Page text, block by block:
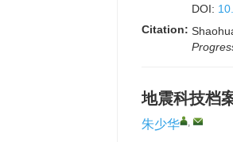
DOI:
Citation:
地震科技档
朱少华 ,